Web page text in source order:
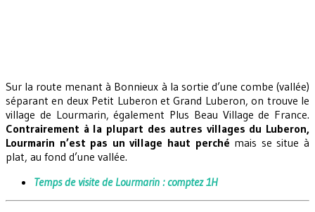
Sur la route menant à Bonnieux à la sortie d’une combe (vallée)
séparant en deux Petit Luberon et Grand Luberon, on trouve le
village de Lourmarin, également Plus Beau Village de France.
Contrairement à la plupart des autres villages du Luberon,
Lourmarin n’est pas un village haut perché mais se situe à
plat, au fond d’une vallée.
Temps de visite de Lourmarin : comptez 1H